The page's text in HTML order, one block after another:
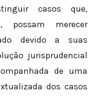
casos que,
possam merecer
devido a suas
jurisprudencial
de uma
dos casos